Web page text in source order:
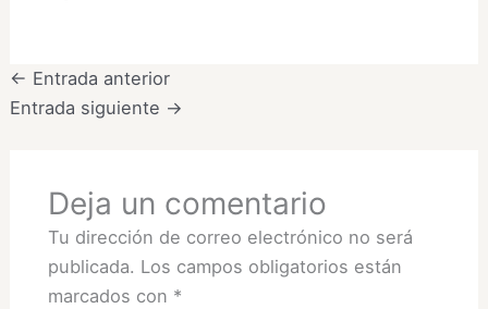
← Entrada anterior
Entrada siguiente →
Deja un comentario
Tu dirección de correo electrónico no será
publicada. Los campos obligatorios están
marcados con *